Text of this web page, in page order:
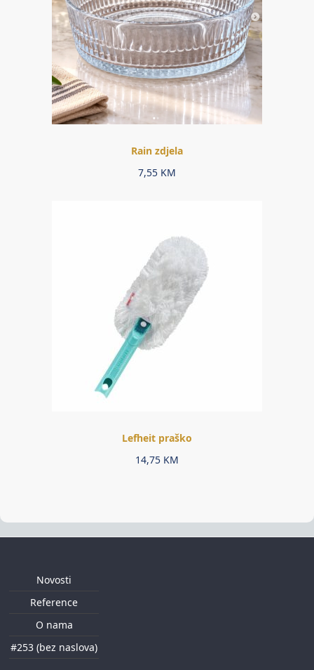
Rain zdjela
7,55 KM
Lefheit praško
14,75 KM
Novosti
Reference
O nama
#253 (bez naslova)